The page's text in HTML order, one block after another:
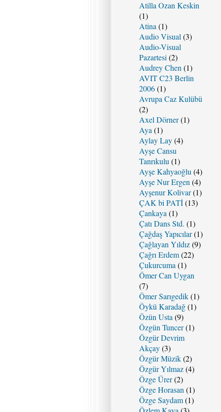
Atilla Ozan Keskin
(1)
Atina (1)
Audio Visual (3)
Audio-Visual
Pazartesi (2)
Audrey Chen (1)
AVIT C23 Berlin
2006(1)
Avrupa Caz Kulübü
(2)
Axel Dörner(1)
Aya (1)
Aylay Lay(4)
Ayşe Cansu
Tanrıkulu (1)
Ayşe Kahyaoğlu (4)
Ayşe Nur Ergen (4)
Ayşenur Kolivar(1)
ÇAK bi PATİ(13)
Çankaya (1)
Çatı Dans Std. (1)
Çağdaş Yapıcılar(1)
Çağlayan Yıldız(9)
Çağrı Erdem(22)
Çukurcuma (1)
Ömer Can Uygan
(7)
Ömer Sarıgedik(1)
Öykü Karadağ(1)
Özün Usta (9)
Özgün Tuncer(1)
Özgür Devrim
Akçay(3)
Özgür Müzik(2)
Özgür Yılmaz(4)
Özge Ürer(2)
Özge Horasan (1)
Özge Saydam(1)